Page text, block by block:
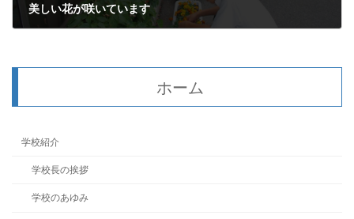
美しい花が咲いています
ホーム
学校紹介
学校長の挨拶
学校のあゆみ